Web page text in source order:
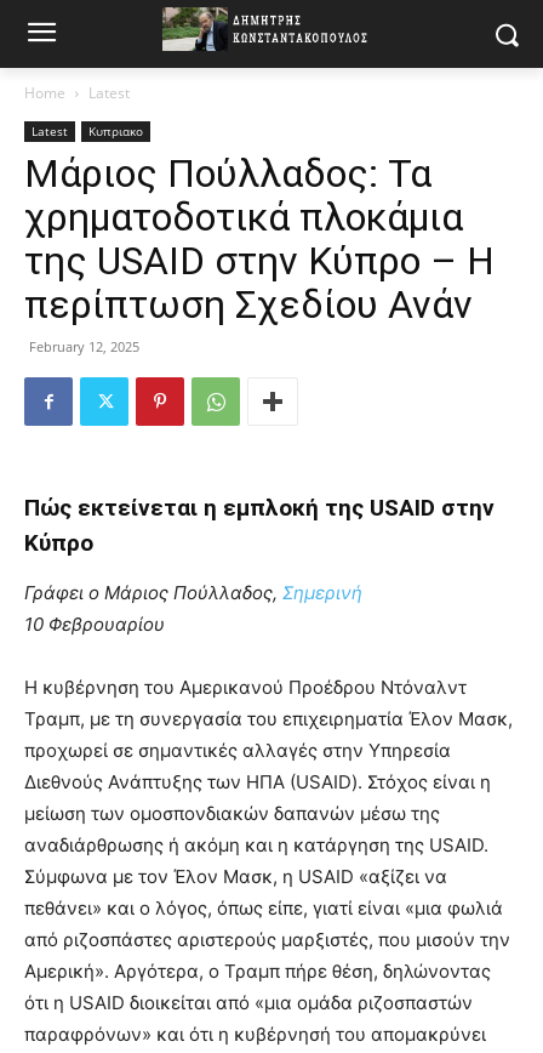
Home Latest
Latest Κυπριακο
Μάριος Πούλλαδος: Τα
χρηματοδοτικά πλοκάμια
της USAID στην Κύπρο – Η
περίπτωση Σχεδίου Ανάν
February 12, 2025
Πώς εκτείνεται η εμπλοκή της USAID στην
Κύπρο
Γράφει ο Μάριος Πούλλαδος, Σημερινή
10 Φεβρουαρίου
Η κυβέρνηση του Αμερικανού Προέδρου Ντόναλντ
Τραμπ, με τη συνεργασία του επιχειρηματία Έλον Μασκ,
προχωρεί σε σημαντικές αλλαγές στην Υπηρεσία
Διεθνούς Ανάπτυξης των ΗΠΑ (USAID). Στόχος είναι η
μείωση των ομοσπονδιακών δαπανών μέσω της
αναδιάρθρωσης ή ακόμη και η κατάργηση της USAID.
Σύμφωνα με τον Έλον Μασκ, η USAID «αξίζει να
πεθάνει» και ο λόγος, όπως είπε, γιατί είναι «μια φωλιά
από ριζοσπάστες αριστερούς μαρξιστές, που μισούν την
Αμερική». Αργότερα, ο Τραμπ πήρε θέση, δηλώνοντας
ότι η USAID διοικείται από «μια ομάδα ριζοσπαστών
παραφρόνων» και ότι η κυβέρνησή του απομακρύνει